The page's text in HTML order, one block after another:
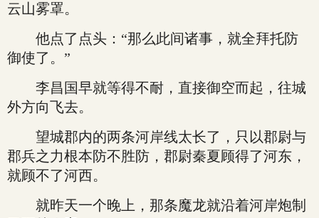
云山雾罩。
他点了点头：“那么此间诸事，就全拜托防
御使了。”
李昌国早就等得不耐，直接御空而起，往城
外方向飞去。
望城郡内的两条河岸线太长了，只以郡尉与
郡兵之力根本防不胜防，郡尉秦夏顾得了河东，
就顾不了河西。
就昨天一个晚上，那条魔龙就沿着河岸炮制